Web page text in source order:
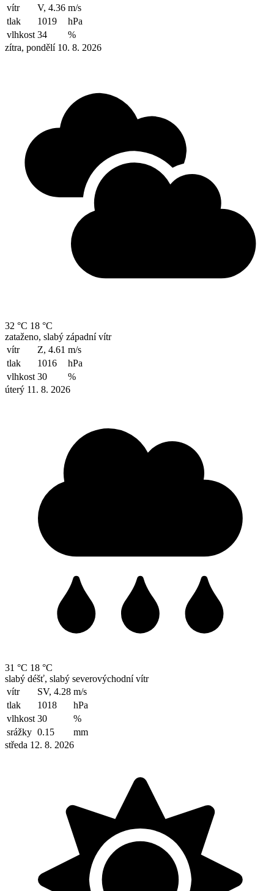
vítr
V, 4.36 m/s
tlak
1019
hPa
vlhkost 34
%
zítra, pondělí 10. 8. 2026
32 °C 18 °C
zataženo, slabý západní vítr
vítr
Z, 4.61 m/s
tlak
1016
hPa
vlhkost 30
%
úterý 11. 8. 2026
31 °C 18 °C
slabý déšť, slabý severovýchodní vítr
vítr
SV, 4.28 m/s
tlak
1018
hPa
vlhkost 30
%
srážky 0.15
mm
středa 12. 8. 2026